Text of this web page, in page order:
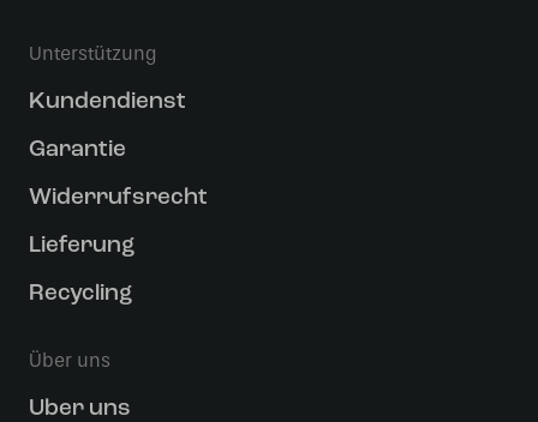
Unterstützung
Kundendienst
Garantie
Widerrufsrecht
Lieferung
Recycling
Über uns
Uber uns